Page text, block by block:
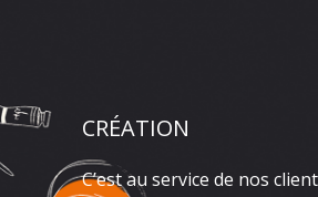
CRÉATION
C’est au service de nos